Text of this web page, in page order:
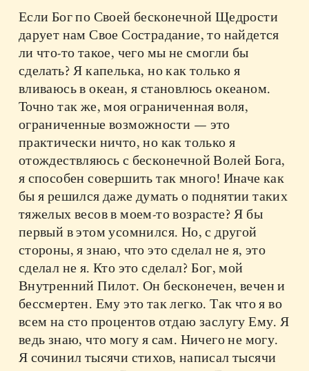
Если Бог по Своей бесконечной Щедрости
дарует нам Свое Сострадание, то найдется
ли что-то такое, чего мы не смогли бы
сделать? Я капелька, но как только я
вливаюсь в океан, я становлюсь океаном.
Точно так же, моя ограниченная воля,
ограниченные возможности — это
практически ничто, но как только я
отождествляюсь с бесконечной Волей Бога,
я способен совершить так много! Иначе как
бы я решился даже думать о поднятии таких
тяжелых весов в моем-то возрасте? Я бы
первый в этом усомнился. Но, с другой
стороны, я знаю, что это сделал не я, это
сделал не я. Кто это сделал? Бог, мой
Внутренний Пилот. Он бесконечен, вечен и
бессмертен. Ему это так легко. Так что я во
всем на сто процентов отдаю заслугу Ему. Я
ведь знаю, что могу я сам. Ничего не могу.
Я сочинил тысячи стихов, написал тысячи